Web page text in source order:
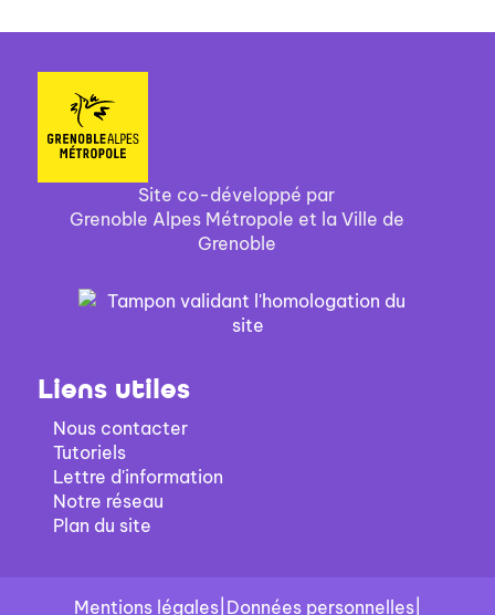
Site co-développé par
Grenoble Alpes Métropole et la Ville de
Grenoble
Liens utiles
Nous contacter
Tutoriels
Lettre d'information
Notre réseau
Plan du site
Mentions légales| Données personnelles|